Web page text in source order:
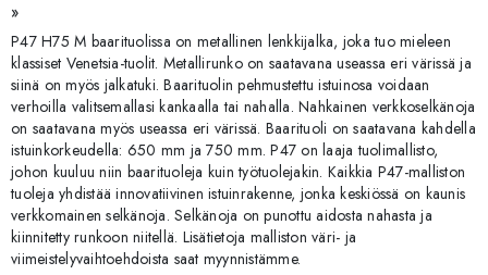
»
P47 H75 M baarituolissa on metallinen lenkkijalka, joka tuo mieleen
klassiset Venetsia-tuolit. Metallirunko on saatavana useassa eri värissä ja
siinä on myös jalkatuki. Baarituolin pehmustettu istuinosa voidaan
verhoilla valitsemallasi kankaalla tai nahalla. Nahkainen verkkoselkänoja
on saatavana myös useassa eri värissä. Baarituoli on saatavana kahdella
istuinkorkeudella: 650 mm ja 750 mm. P47 on laaja tuolimallisto,
johon kuuluu niin baarituoleja kuin työtuolejakin. Kaikkia P47-malliston
tuoleja yhdistää innovatiivinen istuinrakenne, jonka keskiössä on kaunis
verkkomainen selkänoja. Selkänoja on punottu aidosta nahasta ja
kiinnitetty runkoon niitellä. Lisätietoja malliston väri- ja
viimeistelyvaihtoehdoista saat myynnistämme.